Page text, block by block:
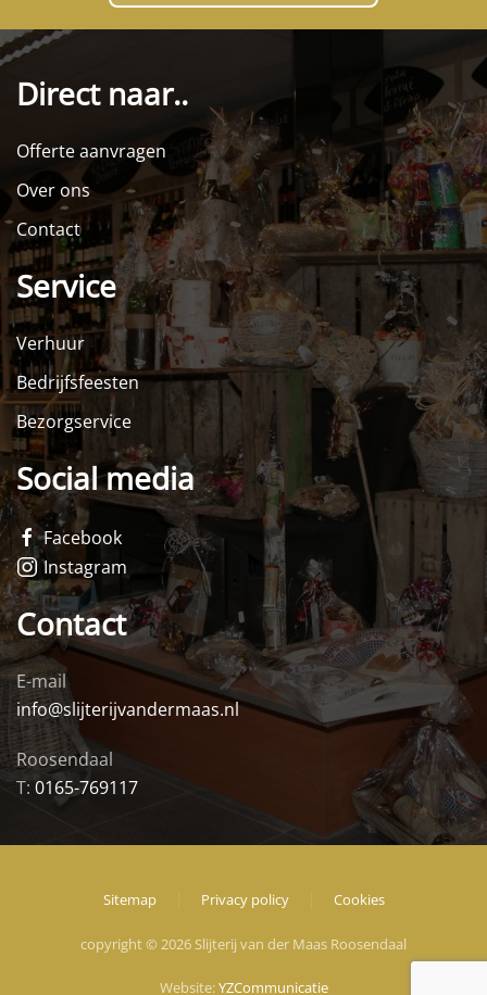
Direct naar..
Offerte aanvragen
Over ons
Contact
Service
Verhuur
Bedrijfsfeesten
Bezorgservice
Social media
Facebook
Instagram
Contact
E-mail
info@slijterijvandermaas.nl
Roosendaal
T: 0165-769117
Sitemap Privacy policy Cookies
copyright © 2026 Slijterij van der Maas Roosendaal
Website:YZCommunicatie